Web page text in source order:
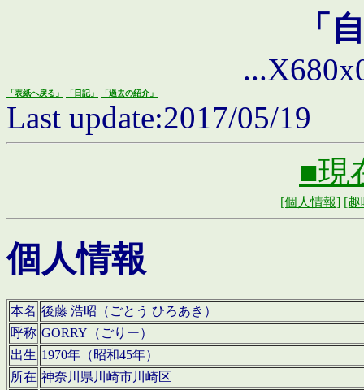
「
「表紙へ戻る」 「日記」 「過去の紹介」
Last update:2017/05/19
■現
[個人情報] [趣
個人情報
本名 後藤 浩昭（ごとう ひろあき）
呼称 GORRY（ごりー）
出生 1970年（昭和45年）
所在 神奈川県川崎市川崎区